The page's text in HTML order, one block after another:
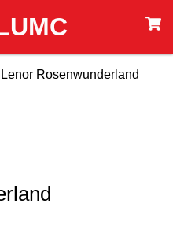
Rosenwunderland